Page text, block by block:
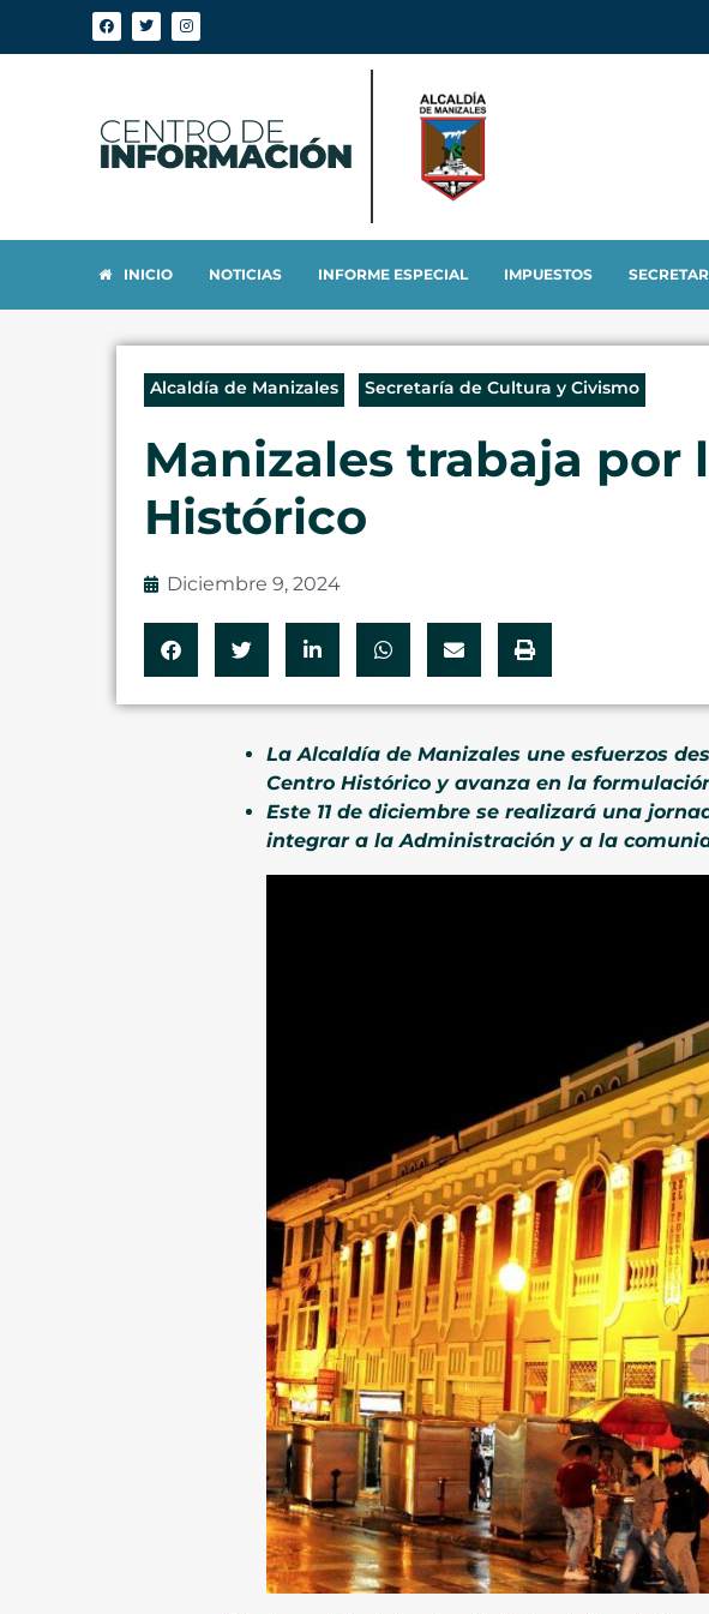
INICIO NOTICIAS INFORME ESPECIAL IMPUESTOS
Alcaldía de Manizales Secretaría de Cultura y Civismo
Manizales trabaja por
Histórico
Diciembre 9, 2024
La Alcaldía de Manizales une esfuerzos
Centro Histórico y avanza en la
Este 11 de diciembre se realizará una
integrar a la Administración y a la